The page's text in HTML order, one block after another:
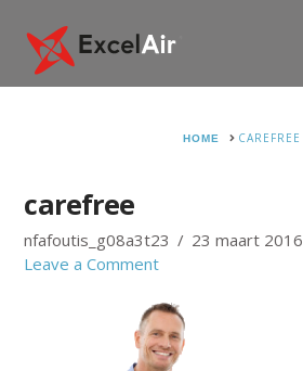
HOME
CAREFREE
carefree
nfafoutis_g08a3t23
23 maart 2016
Leave a Comment